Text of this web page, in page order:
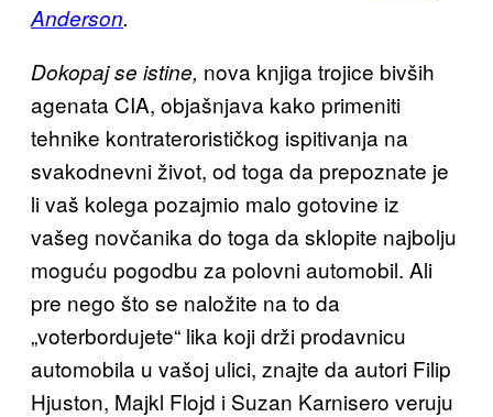
Anderson.
Dokopaj se istine, nova knjiga trojice bivših
agenata CIA, objašnjava kako primeniti
tehnike kontraterorističkog ispitivanja na
svakodnevni život, od toga da prepoznate je
li vaš kolega pozajmio malo gotovine iz
vašeg novčanika do toga da sklopite najbolju
moguću pogodbu za polovni automobil. Ali
pre nego što se naložite na to da
„voterbordujete“ lika koji drži prodavnicu
automobila u vašoj ulici, znajte da autori Filip
Hjuston, Majkl Flojd i Suzan Karnisero veruju